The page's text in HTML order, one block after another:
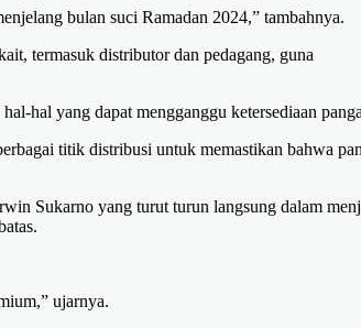
bulan suci Ramadan 2024,” tambahnya.
termasuk distributor dan pedagang, guna
hal yang dapat mengganggu ketersediaan
titik distribusi untuk memastikan bahwa
Sukarno yang turut turun langsung dalam
ujarnya.